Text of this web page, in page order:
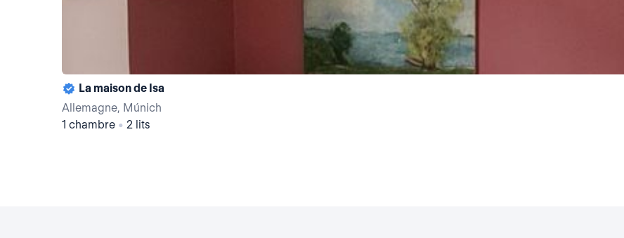
La maison de Isa
Allemagne, Múnich
1 chambre • 2 lits